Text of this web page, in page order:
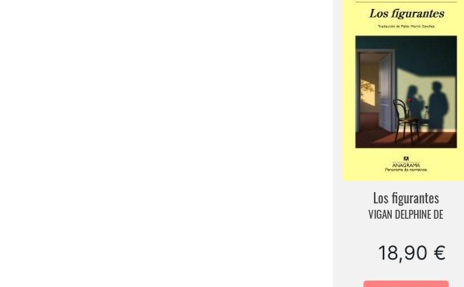
Los figurantes
VIGAN DELPHINE DE
18,90 €